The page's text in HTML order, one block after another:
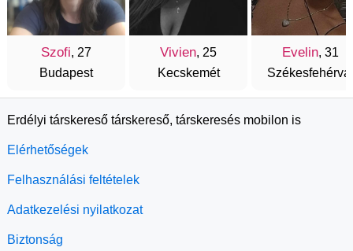
Szofi, 27
Budapest
Vivien, 25
Kecskemét
Evelin, 31
Erdélyi társkereső társkereső, társkeresés mobilon is
Elérhetőségek
Felhasználási feltételek
Adatkezelési nyilatkozat
Biztonság